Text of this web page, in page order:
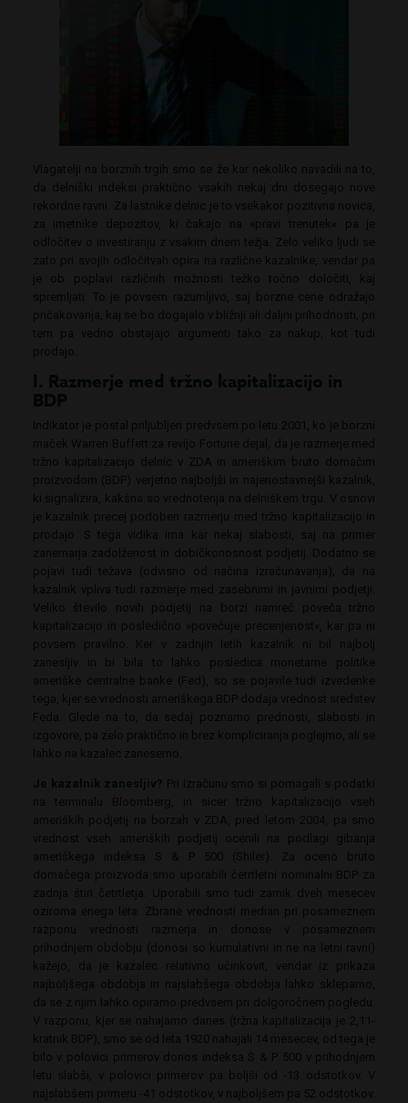
Vlagatelji na borznih trgih smo se že kar nekoliko navadili na to,
da delniški indeksi praktično vsakih nekaj dni dosegajo nove
rekordne ravni. Za lastnike delnic je to vsekakor pozitivna novica,
za imetnike depozitov, ki čakajo na »pravi trenutek« pa je
odločitev o investiranju z vsakim dnem težja. Zelo veliko ljudi se
zato pri svojih odločitvah opira na različne kazalnike, vendar pa
je ob poplavi različnih možnosti težko točno določiti, kaj
spremljati. To je povsem razumljivo, saj borzne cene odražajo
pričakovanja, kaj se bo dogajalo v bližnji ali daljni prihodnosti, pri
tem pa vedno obstajajo argumenti tako za nakup, kot tudi
prodajo.
I. Razmerje med tržno kapitalizacijo in
BDP
Indikator je postal priljubljen predvsem po letu 2001, ko je borzni
maček Warren Buffett za revijo Fortune dejal, da je razmerje med
tržno kapitalizacijo delnic v ZDA in ameriškim bruto domačim
proizvodom (BDP) verjetno najboljši in najenostavnejši kazalnik,
ki signalizira, kakšna so vrednotenja na delniškem trgu. V osnovi
je kazalnik precej podoben razmerju med tržno kapitalizacijo in
prodajo. S tega vidika ima kar nekaj slabosti, saj na primer
zanemarja zadolženost in dobičkonosnost podjetij. Dodatno se
pojavi tudi težava (odvisno od načina izračunavanja), da na
kazalnik vpliva tudi razmerje med zasebnimi in javnimi podjetji.
Veliko število novih podjetij na borzi namreč poveča tržno
kapitalizacijo in posledično »povečuje precenjenost«, kar pa ni
povsem pravilno. Ker v zadnjih letih kazalnik ni bil najbolj
zanesljiv in bi bila to lahko posledica monetarne politike
ameriške centralne banke (Fed), so se pojavile tudi izvedenke
tega, kjer se vrednosti ameriškega BDP dodaja vrednost sredstev
Feda. Glede na to, da sedaj poznamo prednosti, slabosti in
izgovore, pa zelo praktično in brez kompliciranja poglejmo, ali se
lahko na kazalec zanesemo.
Je kazalnik zanesljiv? Pri izračunu smo si pomagali s podatki
na terminalu Bloomberg, in sicer tržno kapitalizacijo vseh
ameriških podjetij na borzah v ZDA, pred letom 2004, pa smo
vrednost vseh ameriških podjetij ocenili na podlagi gibanja
ameriškega indeksa S & P 500 (Shiler). Za oceno bruto
domačega proizvoda smo uporabili četrtletni nominalni BDP za
zadnja štiri četrtletja. Uporabili smo tudi zamik dveh mesecev
oziroma enega leta. Zbrane vrednosti median pri posameznem
razponu vrednosti razmerja in donose v posameznem
prihodnjem obdobju (donosi so kumulativni in ne na letni ravni)
kažejo, da je kazalec relativno učinkovit, vendar iz prikaza
najboljšega obdobja in najslabšega obdobja lahko sklepamo,
da se z njim lahko opiramo predvsem pri dolgoročnem pogledu.
V razponu, kjer se nahajamo danes (tržna kapitalizacija je 2,11-
kratnik BDP), smo se od leta 1920 nahajali 14 mesecev, od tega je
bilo v polovici primerov donos indeksa S & P 500 v prihodnjem
letu slabši, v polovici primerov pa boljši od -13 odstotkov. V
najslabšem primeru -41 odstotkov, v najboljšem pa 52 odstotkov.